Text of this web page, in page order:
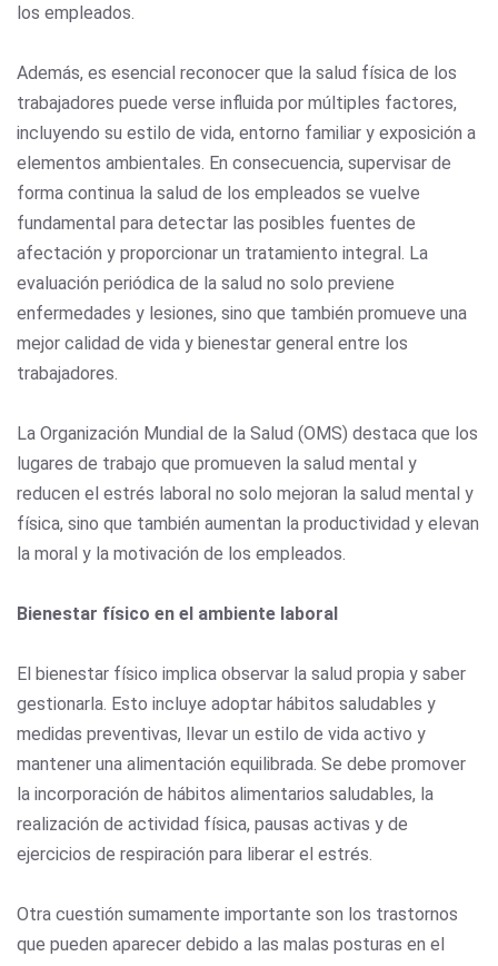
los empleados.
Además, es esencial reconocer que la salud física de los
trabajadores puede verse influida por múltiples factores,
incluyendo su estilo de vida, entorno familiar y exposición a
elementos ambientales. En consecuencia, supervisar de
forma continua la salud de los empleados se vuelve
fundamental para detectar las posibles fuentes de
afectación y proporcionar un tratamiento integral. La
evaluación periódica de la salud no solo previene
enfermedades y lesiones, sino que también promueve una
mejor calidad de vida y bienestar general entre los
trabajadores.
La Organización Mundial de la Salud (OMS) destaca que los
lugares de trabajo que promueven la salud mental y
reducen el estrés laboral no solo mejoran la salud mental y
física, sino que también aumentan la productividad y elevan
la moral y la motivación de los empleados.
Bienestar físico en el ambiente laboral
El bienestar físico implica observar la salud propia y saber
gestionarla. Esto incluye adoptar hábitos saludables y
medidas preventivas, llevar un estilo de vida activo y
mantener una alimentación equilibrada. Se debe promover
la incorporación de hábitos alimentarios saludables, la
realización de actividad física, pausas activas y de
ejercicios de respiración para liberar el estrés.
Otra cuestión sumamente importante son los trastornos
que pueden aparecer debido a las malas posturas en el